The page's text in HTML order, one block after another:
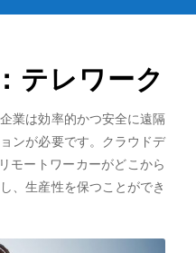
テレワーク
業は効率的かつ安全に遠隔
ンが必要です。クラウドデ
モートワーカーがどこから
、生産性を保つことができ